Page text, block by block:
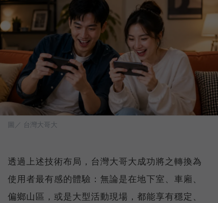
圖／ 台灣大哥大
透過上述技術布局，台灣大哥大成功將之轉換為
使用者最有感的體驗：無論是在地下室、車廂、
偏鄉山區，或是大型活動現場，都能享有穩定、